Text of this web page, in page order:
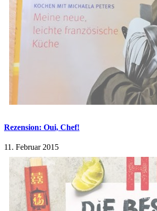
Rezension: Oui, Chef!
11. Februar 2015